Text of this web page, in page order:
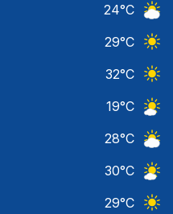
24°C
29°C
32°C
19°C
28°C
30°C
29°C